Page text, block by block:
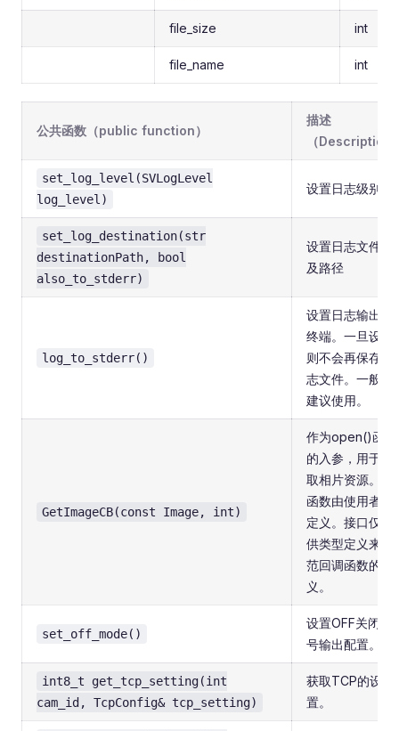
file_size int
file_name int
公共函数（public function）
描述
（Description
set_log_level(SVLogLevel
log_level)
设置日志级别
set_log_destination(str
destinationPath, bool
also_to_stderr)
设置日志文件名
及路径
log_to_stderr()
设置日志输出到
终端。一旦设置
则不会再保存日
志文件。一般不
建议使用。
GetImageCB(const Image, int)
作为open()函数
的入参，用于获
取相片资源。此
函数由使用者自
定义。接口仅提
供类型定义来规
范回调函数的定
义。
set_off_mode()
设置OFF关闭信
号输出配置。
int8_t get_tcp_setting(int
cam_id, TcpConfig& tcp_setting)
获取TCP的设
置。